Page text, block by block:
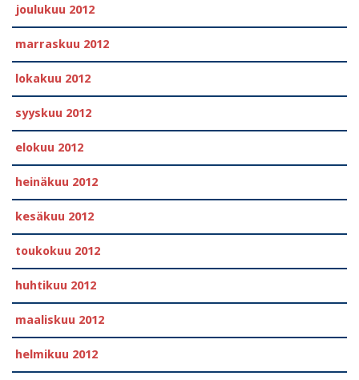
joulukuu 2012
marraskuu 2012
lokakuu 2012
syyskuu 2012
elokuu 2012
heinäkuu 2012
kesäkuu 2012
toukokuu 2012
huhtikuu 2012
maaliskuu 2012
helmikuu 2012